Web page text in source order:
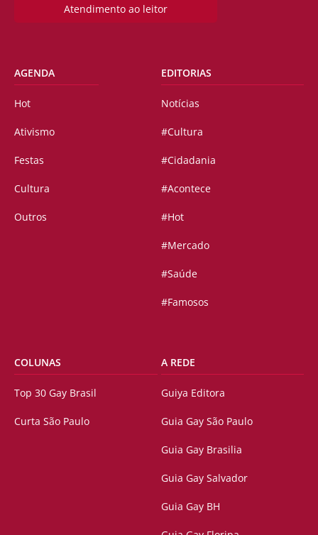
Atendimento ao leitor
AGENDA
Hot
Ativismo
Festas
Cultura
Outros
EDITORIAS
Notícias
#Cultura
#Cidadania
#Acontece
#Hot
#Mercado
#Saúde
#Famosos
COLUNAS
Top 30 Gay Brasil
Curta São Paulo
A REDE
Guiya Editora
Guia Gay São Paulo
Guia Gay Brasilia
Guia Gay Salvador
Guia Gay BH